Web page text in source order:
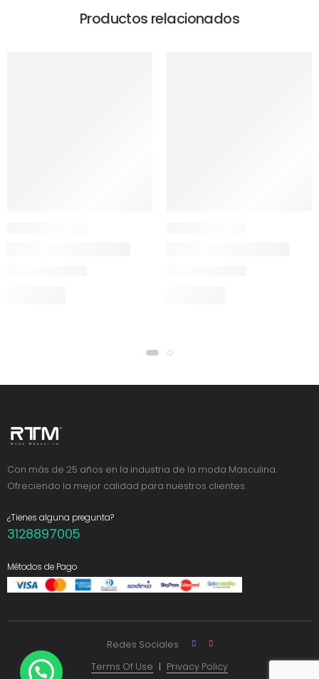
Productos relacionados
Con más de 25 años en la industria de la moda Masculina.
Ofreciendo la mejor calidad para nuestros clientes.
¿Tienes alguna pregunta?
3128897005
Métodos de Pago
Terms Of Use Privacy Policy
Redes Sociales